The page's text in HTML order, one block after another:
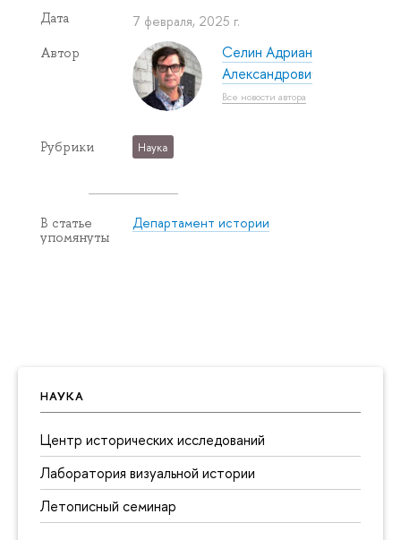
НАУКА
Центр исторических исследований
Лаборатория визуальной истории
Летописный семинар
Дата 7 февраля, 2025 г.
Автор
Селин Адриан
Александрович
Все новости автора
Рубрики Наука
В статье
упомянуты
Департамент истории